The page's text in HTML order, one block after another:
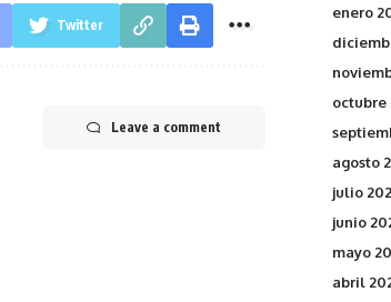
Twitter
Leave a comment
enero
octubre
agosto
julio
junio
mayo
abril